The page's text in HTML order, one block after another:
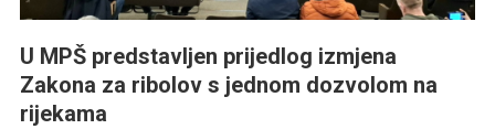
U MPŠ predstavljen prijedlog izmjena
Zakona za ribolov s jednom dozvolom na
rijekama